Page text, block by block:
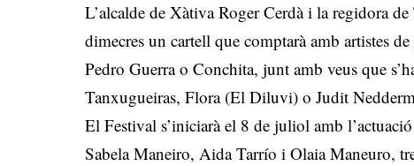
L’alcalde de Xàtiva Roger Cerdà i la regidora
dimecres un cartell que comptarà amb artistes
Pedro Guerra o Conchita, junt amb veus que
Tanxugueiras, Flora (El Diluvi) o Judit
El Festival s’iniciarà el 8 de juliol amb
Sabela Maneiro, Aida Tarrío i Olaia Maneuro,